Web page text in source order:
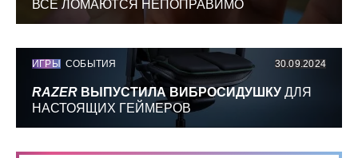
ВСЕ ЛОМАЮТСЯ НЕПОПРАВИМО
ИГРЫ СОБЫТИЯ 30.09.2024
RAZER ВЫПУСТИЛА ВИБРОСИДУШКУ ДЛЯ
НАСТОЯЩИХ ГЕЙМЕРОВ